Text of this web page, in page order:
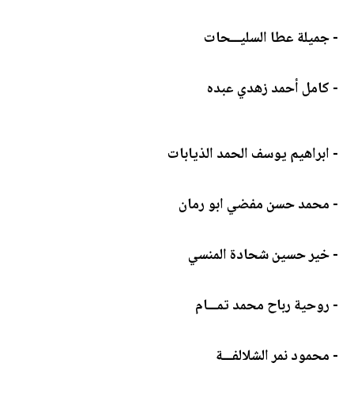
- جميلة عطا السليـــحات
- كامل أحمد زهدي عبده
- ابراهيم يوسف الحمد الذيابات
- محمد حسن مفضي ابو رمان
- خير حسين شحادة المنسي
- روحية رباح محمد تمـــام
- محمود نمر الشلالفـــة